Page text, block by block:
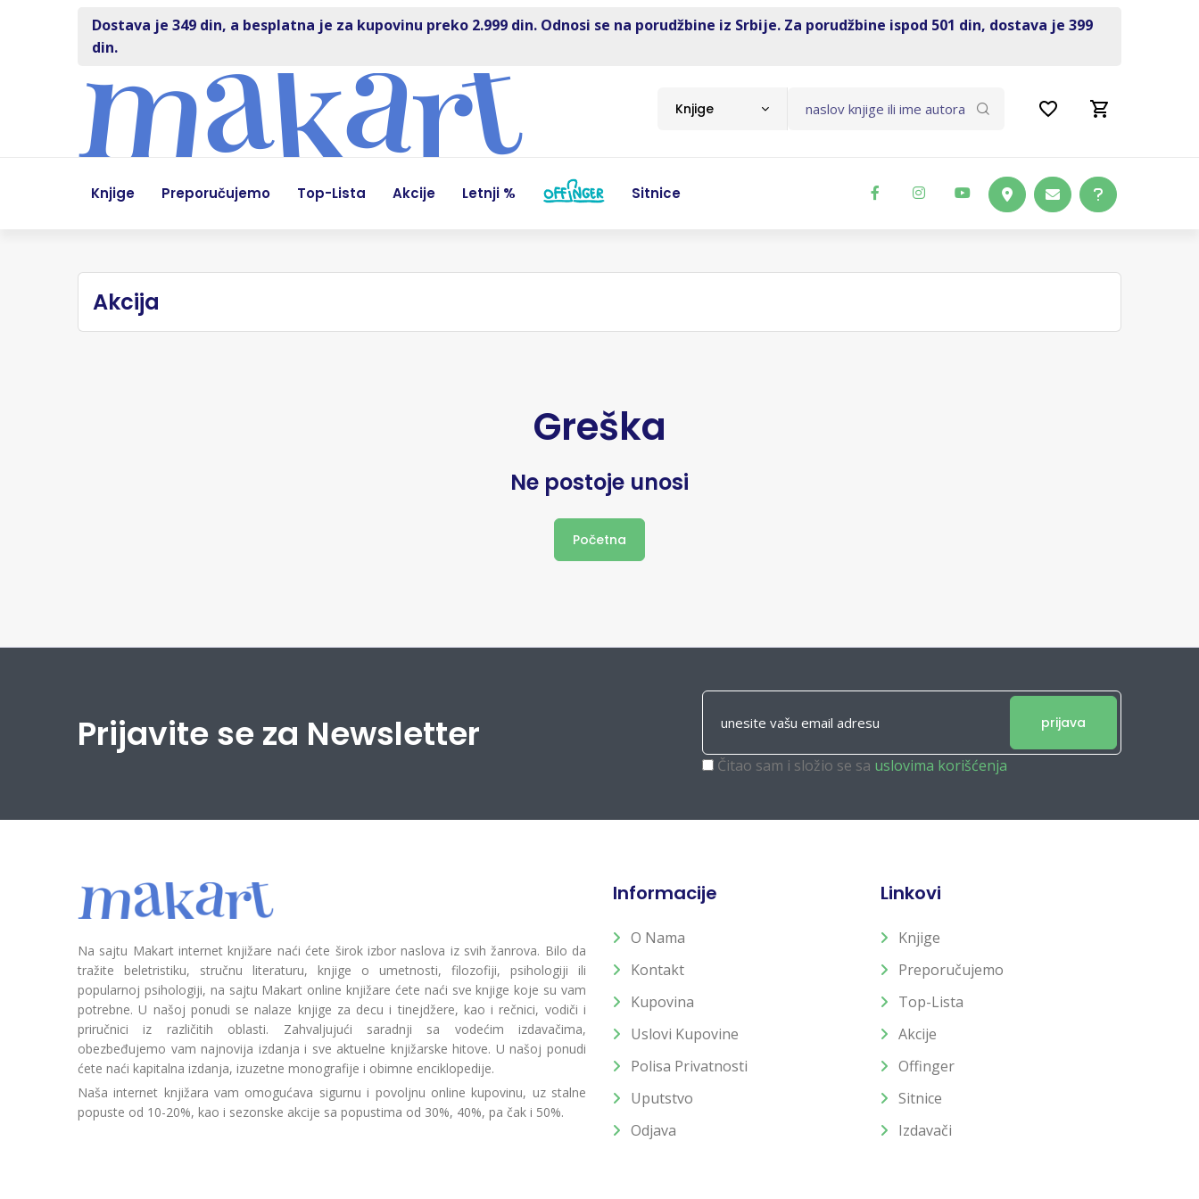
Dostava je 349 din, a besplatna je za kupovinu preko 2.999 din. Odnosi se na porudžbine iz Srbije. Za porudžbine ispod 501 din, dostava je 399
din.
Knjige
Knjige Preporučujemo Top-Lista Akcije Letnji % Sitnice
Akcija
Greška
Ne postoje unosi
Početna
Prijavite se za Newsletter prijava
Čitao sam i složio se sa uslovima korišćenja
Na sajtu Makart internet knjižare naći ćete širok izbor naslova iz svih žanrova. Bilo da
tražite beletristiku, stručnu literaturu, knjige o umetnosti, filozofiji, psihologiji ili
popularnoj psihologiji, na sajtu Makart online knjižare ćete naći sve knjige koje su vam
potrebne. U našoj ponudi se nalaze knjige za decu i tinejdžere, kao i rečnici, vodiči i
priručnici iz različitih oblasti. Zahvaljujući saradnji sa vodećim izdavačima,
obezbeđujemo vam najnovija izdanja i sve aktuelne knjižarske hitove. U našoj ponudi
ćete naći kapitalna izdanja, izuzetne monografije i obimne enciklopedije.
Naša internet knjižara vam omogućava sigurnu i povoljnu online kupovinu, uz stalne
popuste od 10-20%, kao i sezonske akcije sa popustima od 30%, 40%, pa čak i 50%.
Informacije
O Nama
Kontakt
Kupovina
Uslovi Kupovine
Polisa Privatnosti
Uputstvo
Odjava
Linkovi
Knjige
Preporučujemo
Top-Lista
Akcije
Offinger
Sitnice
Izdavači